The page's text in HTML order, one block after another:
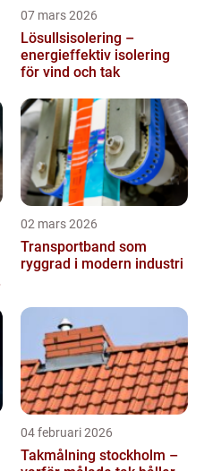
07 mars 2026
Lösullsisolering –
energieffektiv isolering
för vind och tak
02 mars 2026
Transportband som
ryggrad i modern industri
04 februari 2026
Takmålning stockholm –